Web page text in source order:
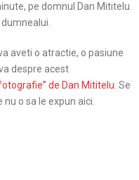
pe domnul Dan Mititelu.
aveti o atractie, o pasiune
despre acest
de Dan Mititelu . Se
o sa le expun aici.